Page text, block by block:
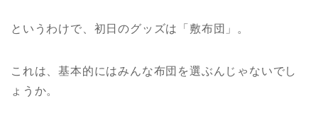
というわけで、初日のグッズは「敷布団」。
これは、基本的にはみんな布団を選ぶんじゃないでし
ょうか。